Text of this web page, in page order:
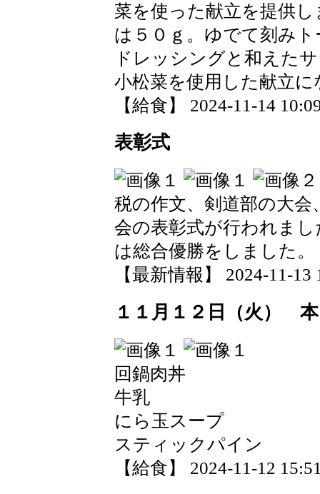
菜を使った献立を提供
は５０ｇ。ゆでて刻み
ドレッシングと和えた
小松菜を使用した献立
【給食】 2024-11-14
表彰式
税の作文、剣道部の大会
会の表彰式が行われま
は総合優勝をしました。
【最新情報】 2024-11-13
１１月１２日（火）
回鍋肉丼
牛乳
にら玉スープ
スティックパイン
【給食】 2024-11-12